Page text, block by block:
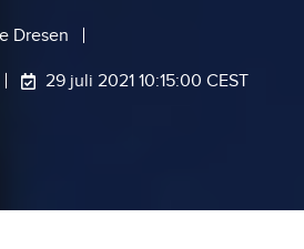
Dresen
29 juli 2021 10:15:00 CEST